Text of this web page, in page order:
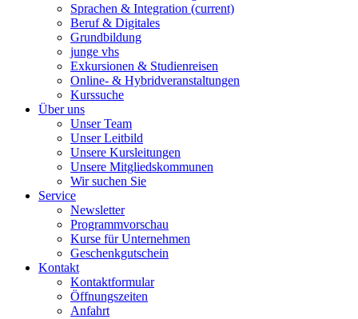
Sprachen & Integration (current)
Beruf & Digitales
Grundbildung
junge vhs
Exkursionen & Studienreisen
Online- & Hybridveranstaltungen
Kurssuche
Über uns
Unser Team
Unser Leitbild
Unsere Kursleitungen
Unsere Mitgliedskommunen
Wir suchen Sie
Service
Newsletter
Programmvorschau
Kurse für Unternehmen
Geschenkgutschein
Kontakt
Kontaktformular
Öffnungszeiten
Anfahrt